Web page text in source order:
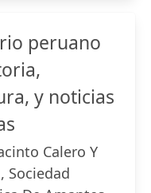
peruano
y noticias
Calero Y
Sociedad